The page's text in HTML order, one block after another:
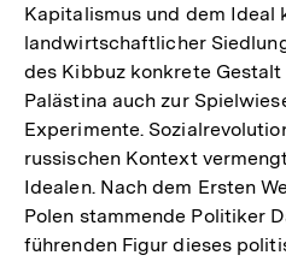
Kapitalismus und dem Ideal
landwirtschaftlicher
des Kibbuz konkrete
Palästina auch zur
Experimente.
russischen Kontext
Idealen. Nach dem Ersten
Polen stammende Politiker
führenden Figur dieses